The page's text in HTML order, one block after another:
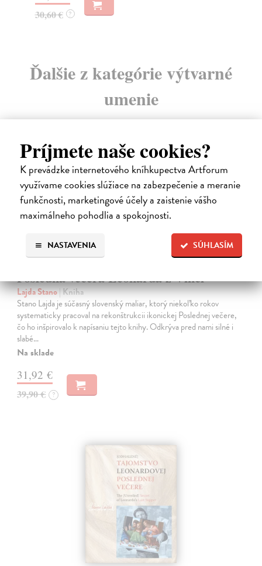
Príjmete naše cookies?
K prevádzke internetového kníhkupectva Artforum
využívame cookies slúžiace na zabezpečenie a meranie
funkčnosti, marketingové účely a zaistenie vášho
maximálneho pohodlia a spokojnosti.
SÚHLASÍM
NASTAVENIA
Ďalšie z kategórie výtvarné
umenie
na sklade
Posledná večera Leonarda z Vinci
Lajda Stano| Kniha
Stano Lajda je súčasný slovenský maliar, ktorý niekoľko rokov
systematicky pracoval na rekonštrukcii ikonickej Poslednej večere,
čo ho inšpirovalo k napísaniu tejto knihy. Odkrýva pred nami silné i
slabé…
Na sklade
31,92 €
39,90 € ?